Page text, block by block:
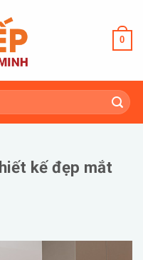
0
kế đẹp mắt